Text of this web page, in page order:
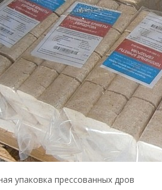
упаковка прессованных дров